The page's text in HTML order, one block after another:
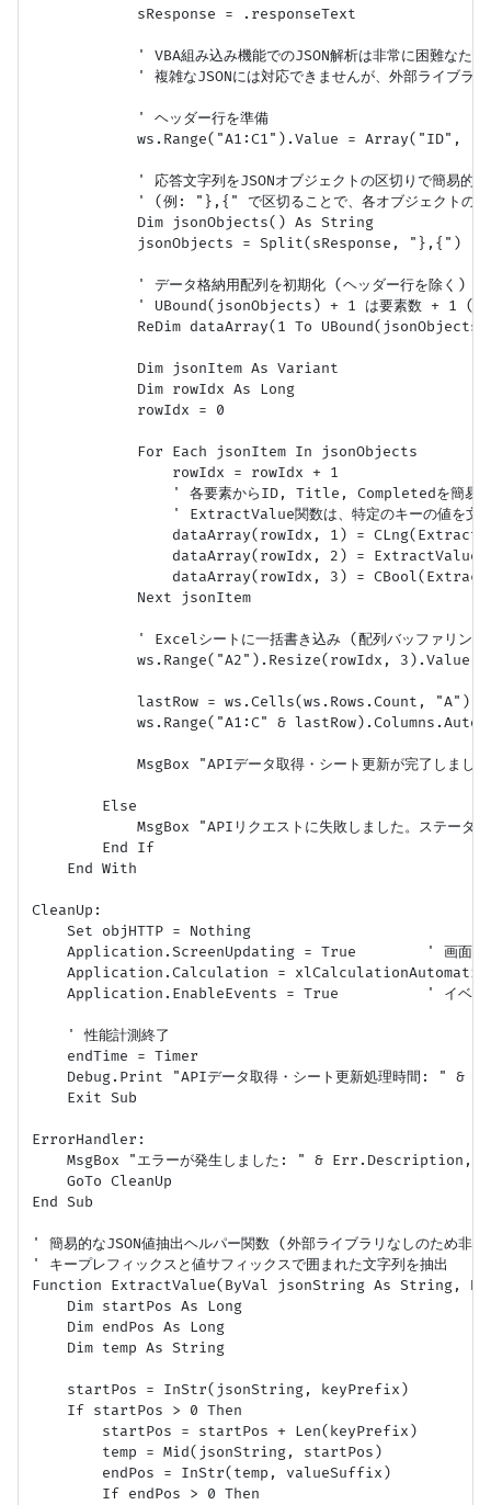
            sResponse = .responseText
' VBA組み込み機能でのJSON解析は非常に困難なため
' 複雑なJSONには対応できませんが、外部ライブラリ
            ' ヘッダー行を準備
ws.Range("A1:C1").Value = Array("ID",
' 応答文字列をJSONオブジェクトの区切りで簡易的に
' (例: "},{" で区切ることで、各オブジェクトの文
            Dim jsonObjects() As String
            jsonObjects = Split(sResponse, "},{")
            ' データ格納用配列を初期化 (ヘッダー行を除く)
' UBound(jsonObjects) + 1 は要素数 + 1 (1
ReDim dataArray(1 To
            Dim jsonItem As Variant
            Dim rowIdx As Long
            rowIdx = 0
            For Each jsonItem In jsonObjects
                rowIdx = rowIdx + 1
' 各要素からID, Title, Completedを簡易的
' ExtractValue関数は、特定のキーの値を文字
dataArray(rowIdx, 1) =
dataArray(rowIdx, 2) =
dataArray(rowIdx, 3) =
            Next jsonItem
' Excelシートに一括書き込み (配列バッファリング
ws.Range("A2").Resize(rowIdx, 3).Value
lastRow = ws.Cells(ws.Rows.Count,
ws.Range("A1:C" &
MsgBox "APIデータ取得・シート更新が完了しま
        Else
MsgBox "APIリクエストに失敗しました。ステ
        End If
    End With
CleanUp:
    Set objHTTP = Nothing
Application.ScreenUpdating = True        ' 画面更
Application.Calculation = xlCalculationAutomatic
Application.EnableEvents = True          ' イベン
    ' 性能計測終了
    endTime = Timer
Debug.Print "APIデータ取得・シート更新処理時間: "
    Exit Sub
ErrorHandler:
MsgBox "エラーが発生しました: " & Err.Description,
    GoTo CleanUp
End Sub
' 簡易的なJSON値抽出ヘルパー関数 (外部ライブラリなしのため非
' キープレフィックスと値サフィックスで囲まれた文字列を抽出
Function ExtractValue(ByVal jsonString As String,
    Dim startPos As Long
    Dim endPos As Long
    Dim temp As String
    startPos = InStr(jsonString, keyPrefix)
    If startPos > 0 Then
        startPos = startPos + Len(keyPrefix)
        temp = Mid(jsonString, startPos)
        endPos = InStr(temp, valueSuffix)
        If endPos > 0 Then